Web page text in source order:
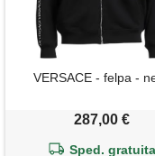
VERSACE - felpa -
287,00 €
Sped. gratuita